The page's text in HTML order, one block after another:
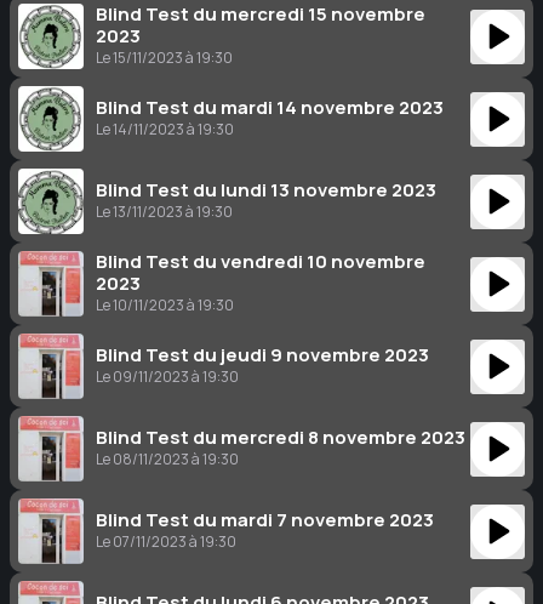
Blind Test du mercredi 15 novembre
2023
Le 15/11/2023 à 19:30
Blind Test du mardi 14 novembre 2023
Le 14/11/2023 à 19:30
Blind Test du lundi 13 novembre 2023
Le 13/11/2023 à 19:30
Blind Test du vendredi 10 novembre
2023
Le 10/11/2023 à 19:30
Blind Test du jeudi 9 novembre 2023
Le 09/11/2023 à 19:30
Blind Test du mercredi 8 novembre 2023
Le 08/11/2023 à 19:30
Blind Test du mardi 7 novembre 2023
Le 07/11/2023 à 19:30